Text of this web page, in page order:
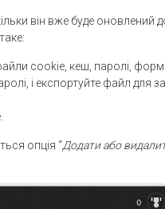
він вже буде оновлений до
cookie, кеш, паролі,
і експортуйте файл для
опція “Додати або